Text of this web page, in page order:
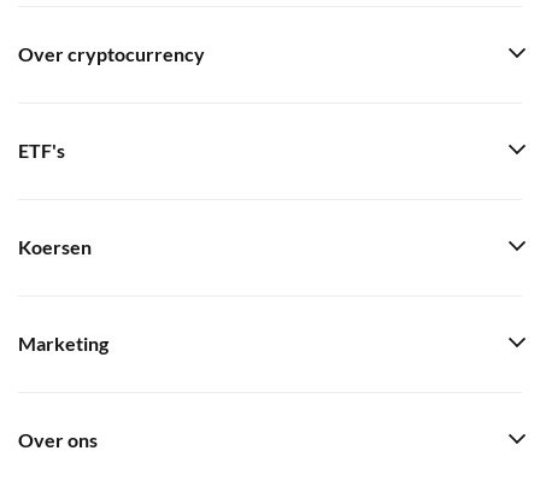
Over cryptocurrency
ETF's
Koersen
Marketing
Over ons